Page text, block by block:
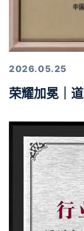
2026.05.25
荣耀加冕｜